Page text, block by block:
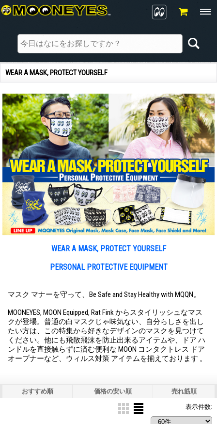
WEAR A MASK, PROTECT YOURSELF
WEAR A MASK, PROTECT YOURSELF
PERSONAL PROTECTIVE EQUIPMENT
マスク マナーを守って、Be Safe and Stay Healthy with MQQN。
MOONEYES, MOON Equipped, Rat Fink からスタイリッシュなマス
クが登場。普通の白マスクじゃ味気ない、自分らしさを出し
たい方は、この特集から好きなデザインのマスクを見つけて
ください。他にも飛散飛沫を防止出来るアイテムや、ドア ハ
ンドルを直接触らずに済む便利な MOON コンタクトレス ドア
オープナーなど、ウィルス対策 アイテムを揃えております 。
おすすめ順 価格の安い順 売れ筋順
表示件数: